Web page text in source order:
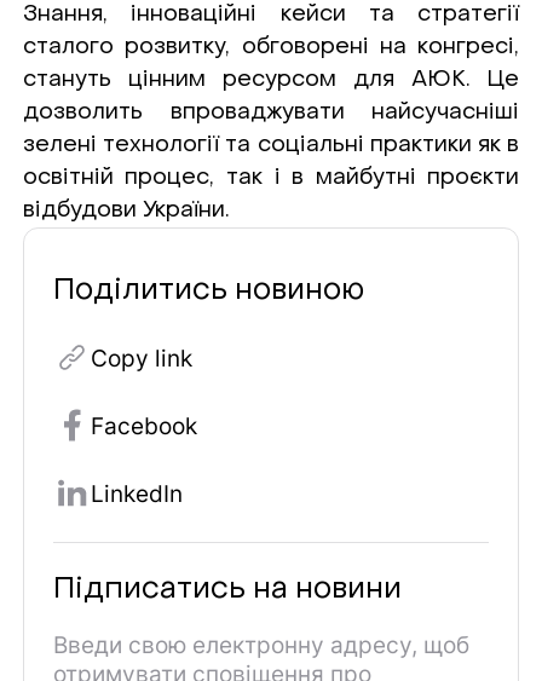
Поділитись новиною
Copy link
Facebook
LinkedIn
Підписатись на новини
Введи свою електронну адресу, щоб
отримувати сповіщення про
Знання, інноваційні кейси та стратегії
сталого розвитку, обговорені на конгресі,
стануть цінним ресурсом для АЮК. Це
дозволить впроваджувати найсучасніші
зелені технології та соціальні практики як в
освітній процес, так і в майбутні проєкти
відбудови України.